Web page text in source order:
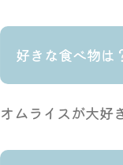
好きな食べ物は
オムライスが大好